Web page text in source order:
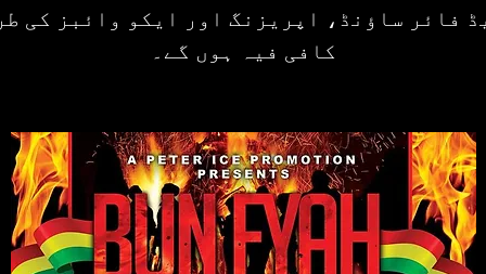
فائر ساؤنڈ، اپریزنگ اور ایکو وائبز کی
کافی فیہ ہوں گے۔